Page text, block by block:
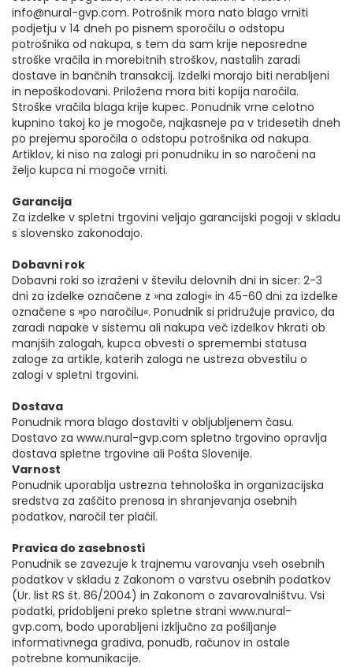
info@nural-gvp.com. Potrošnik mora nato blago vrniti
podjetju v 14 dneh po pisnem sporočilu o odstopu
potrošnika od nakupa, s tem da sam krije neposredne
stroške vračila in morebitnih stroškov, nastalih zaradi
dostave in bančnih transakcij. Izdelki morajo biti nerabljeni
in nepoškodovani. Priložena mora biti kopija naročila.
Stroške vračila blaga krije kupec. Ponudnik vrne celotno
kupnino takoj ko je mogoče, najkasneje pa v tridesetih dneh
po prejemu sporočila o odstopu potrošnika od nakupa.
Artiklov, ki niso na zalogi pri ponudniku in so naročeni na
željo kupca ni mogoče vrniti.
Garancija
Za izdelke v spletni trgovini veljajo garancijski pogoji v skladu
s slovensko zakonodajo.
Dobavni rok
Dobavni roki so izraženi v številu delovnih dni in sicer: 2-3
dni za izdelke označene z »na zalogi« in 45-60 dni za izdelke
označene s »po naročilu«. Ponudnik si pridružuje pravico, da
zaradi napake v sistemu ali nakupa več izdelkov hkrati ob
manjših zalogah, kupca obvesti o spremembi statusa
zaloge za artikle, katerih zaloga ne ustreza obvestilu o
zalogi v spletni trgovini.
Dostava
Ponudnik mora blago dostaviti v obljubljenem času.
Dostavo za www.nural-gvp.com spletno trgovino opravlja
dostava spletne trgovine ali Pošta Slovenije.
Varnost
Ponudnik uporablja ustrezna tehnološka in organizacijska
sredstva za zaščito prenosa in shranjevanja osebnih
podatkov, naročil ter plačil.
Pravica do zasebnosti
Ponudnik se zavezuje k trajnemu varovanju vseh osebnih
podatkov v skladu z Zakonom o varstvu osebnih podatkov
(Ur. list RS št. 86/2004) in Zakonom o zavarovalništvu. Vsi
podatki, pridobljeni preko spletne strani www.nural-
gvp.com, bodo uporabljeni izključno za pošiljanje
informativnega gradiva, ponudb, računov in ostale
potrebne komunikacije.